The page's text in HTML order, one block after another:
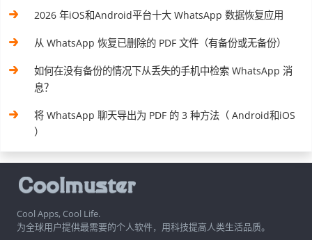
2026 年iOS和Android平台十大 WhatsApp 数据恢复应用
从 WhatsApp 恢复已删除的 PDF 文件（有备份或无备份）
如何在没有备份的情况下从丢失的手机中检索 WhatsApp 消
息？
将 WhatsApp 聊天导出为 PDF 的 3 种方法（ Android和iOS
）
Cool Apps, Cool Life.
为全球用户提供最需要的个人软件，用科技提高人类生活品质。